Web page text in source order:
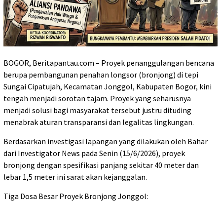
BOGOR, Beritapantau.com – Proyek penanggulangan bencana
berupa pembangunan penahan longsor (bronjong) di tepi
Sungai Cipatujah, Kecamatan Jonggol, Kabupaten Bogor, kini
tengah menjadi sorotan tajam. Proyek yang seharusnya
menjadi solusi bagi masyarakat tersebut justru dituding
menabrak aturan transparansi dan legalitas lingkungan.
​Berdasarkan investigasi lapangan yang dilakukan oleh Bahar
dari Investigator News pada Senin (15/6/2026), proyek
bronjong dengan spesifikasi panjang sekitar 40 meter dan
lebar 1,5 meter ini sarat akan kejanggalan.
​Tiga Dosa Besar Proyek Bronjong Jonggol: